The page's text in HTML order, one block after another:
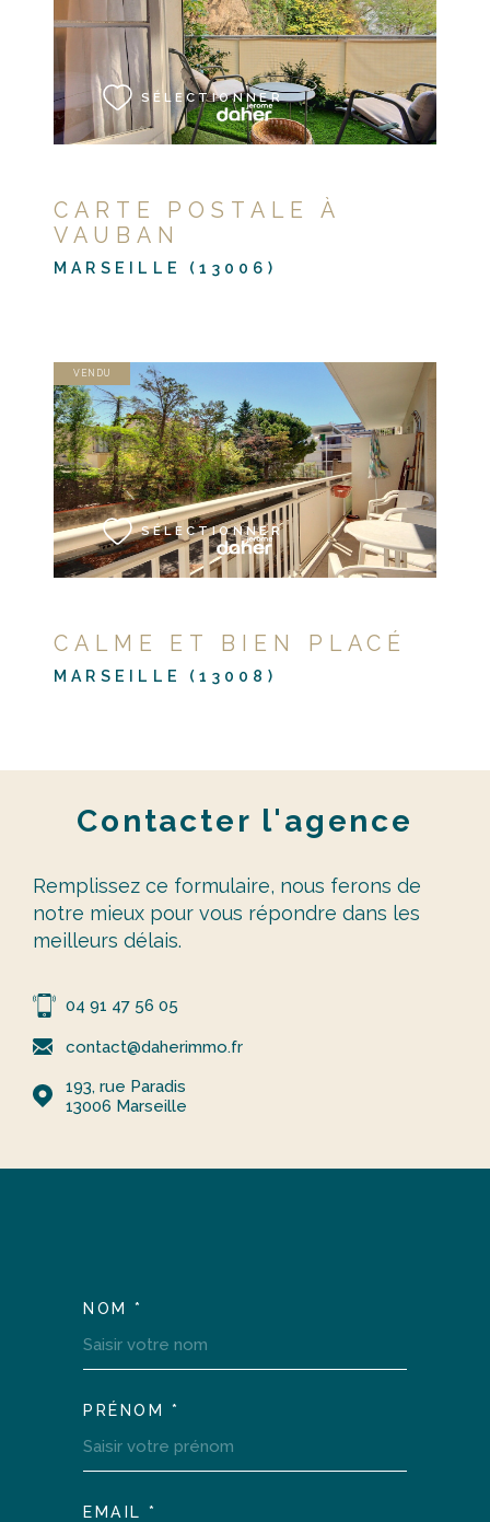
CARTE POSTALE À
VAUBAN
MARSEILLE (13006)
SÉLECTIONNER
VOIR LE BIEN
CALME ET BIEN PLACÉ
MARSEILLE (13008)
VENDU
SÉLECTIONNER
VOIR LE BIEN
Contacter l'agence
Remplissez ce formulaire, nous ferons de
notre mieux pour vous répondre dans les
meilleurs délais.
04 91 47 56 05
contact@daherimmo.fr
193, rue Paradis
13006
Marseille
NOM *
PRÉNOM *
EMAIL *